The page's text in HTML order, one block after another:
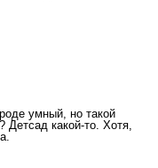
умный, но такой
Детсад какой-то. Хотя,